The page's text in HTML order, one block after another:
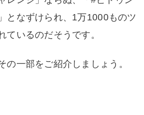
となずけられ、1万1000ものツ
ているのだそうです。
一部をご紹介しましょう。